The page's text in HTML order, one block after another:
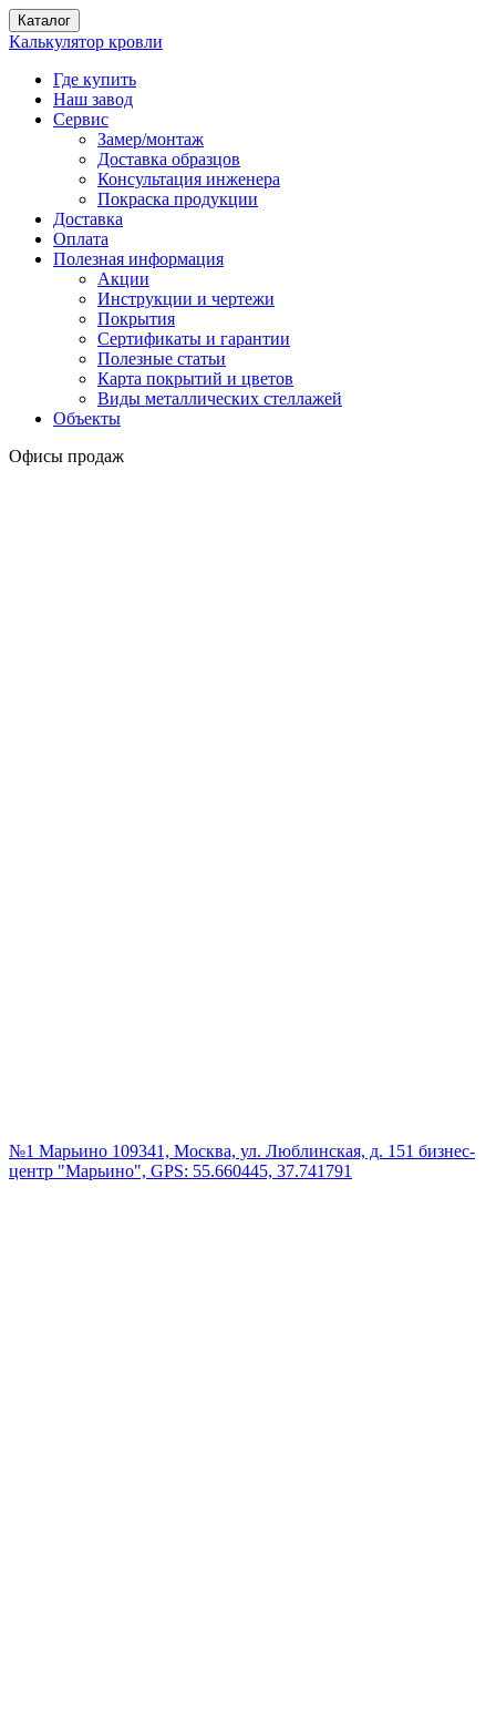
Каталог
Калькулятор кровли
Где купить
Наш завод
Сервис
Замер/монтаж
Доставка образцов
Консультация инженера
Покраска продукции
Доставка
Оплата
Полезная информация
Акции
Инструкции и чертежи
Покрытия
Сертификаты и гарантии
Полезные статьи
Карта покрытий и цветов
Виды металлических стеллажей
Объекты
Офисы продаж
№1 Марьино 109341, Москва, ул. Люблинская, д. 151 бизнес-
центр "Марьино", GPS: 55.660445, 37.741791